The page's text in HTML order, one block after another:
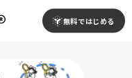
無料ではじめる